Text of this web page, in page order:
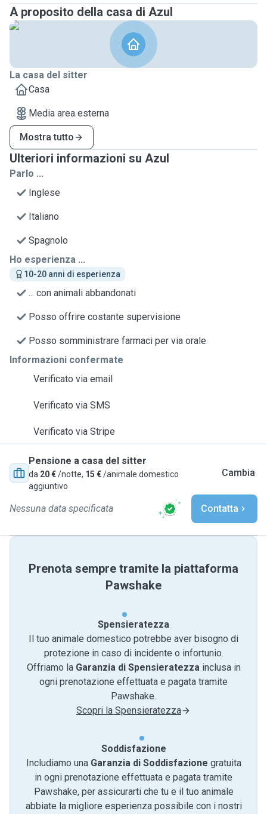
A proposito della casa di Azul
La casa del sitter
Casa
Media area esterna
Mostra tutto
Ulteriori informazioni su Azul
Parlo ...
Inglese
Italiano
Spagnolo
Ho esperienza ...
10-20 anni di esperienza
... con animali abbandonati
Posso offrire costante supervisione
Posso somministrare farmaci per via orale
Informazioni confermate
Verificato via email
Verificato via SMS
Verificato via Stripe
Pensione a casa del sitter
da 20 €/notte, 15 €/animale domestico
aggiuntivo
Cambia
Nessuna data specificata Contatta
Prenota sempre tramite la piattaforma
Pawshake
Spensieratezza
Il tuo animale domestico potrebbe aver bisogno di
protezione in caso di incidente o infortunio.
Offriamo la Garanzia di Spensieratezzainclusa in
ogni prenotazione effettuata e pagata tramite
Pawshake.
Scopri la Spensieratezza
Soddisfazione
Includiamo una Garanzia di Soddisfazione gratuita
in ogni prenotazione effettuata e pagata tramite
Pawshake, per assicurarti che tu e il tuo animale
abbiate la migliore esperienza possibile con i nostri